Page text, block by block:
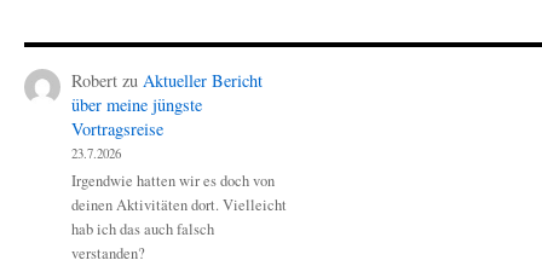
Robert zu Aktueller Bericht
über meine jüngste
Vortragsreise
23.7.2026
Irgendwie hatten wir es doch von
deinen Aktivitäten dort. Vielleicht
hab ich das auch falsch
verstanden?